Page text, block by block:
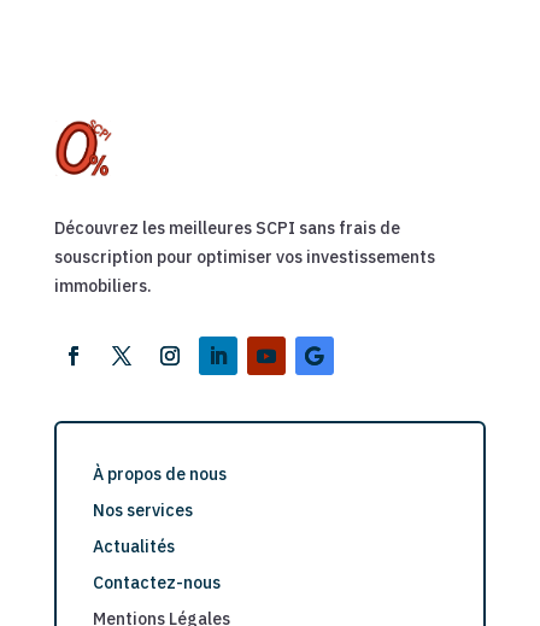
Découvrez les meilleures SCPI sans frais de
souscription pour optimiser vos investissements
immobiliers.
À propos de nous
Nos services
Actualités
Contactez-nous
Mentions Légales